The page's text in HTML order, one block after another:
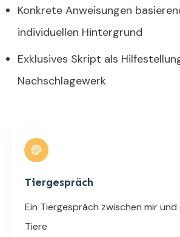
Konkrete Anweisungen
individuellen Hintergrund
Exklusives Skript als
Nachschlagewerk
Tiergespräch
Ein Tiergespräch zwischen mir
Tiere